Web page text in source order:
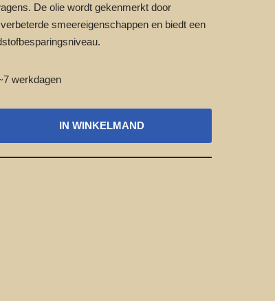
De olie wordt gekenmerkt door
smeereigenschappen en biedt een
werkdagen
IN WINKELMAND